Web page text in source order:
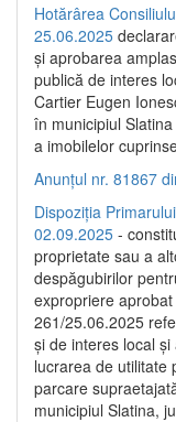
Hotărârea
25.06.2025
și aprobarea
publică de interes
Cartier Eugen
în municipiul
a imobilelor
Anunțul nr. 81867
Dispoziția
02.09.2025 -
proprietate sau a
despăgubirilor
expropriere
261/25.06.2025
și de interes local
lucrarea de utilitate
parcare
municipiul Slatina,